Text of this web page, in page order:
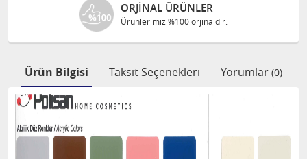
ÜCRETSIZ KARGO
1000 TL ve üzeri
Ürün Bilgisi Taksit Seçenekleri Yorumlar (0)